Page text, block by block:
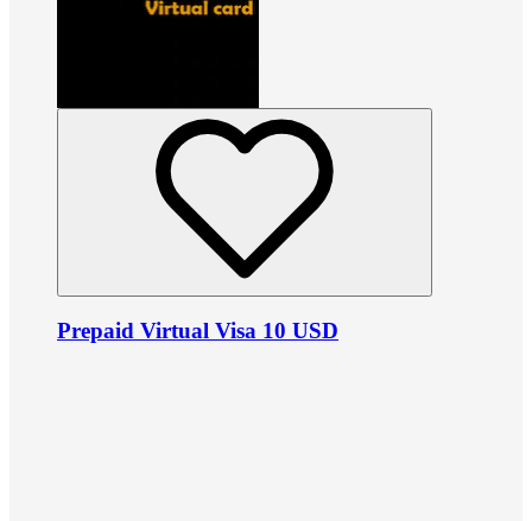
Prepaid Virtual Visa 10 USD